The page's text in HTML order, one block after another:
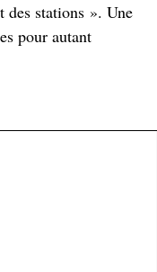
des stations ». Une
pour autant
télécabine, un
révolutionnaire. Un
(toujours en